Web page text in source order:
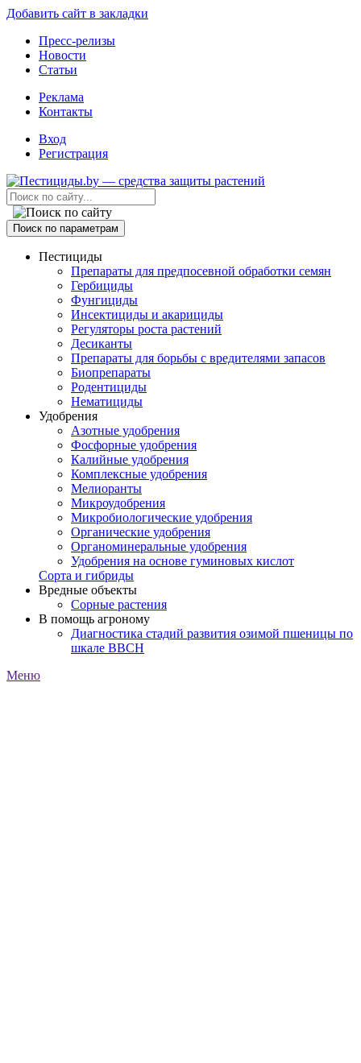
Добавить сайт в закладки
Пресс-релизы
Новости
Статьи
Реклама
Контакты
Вход
Регистрация
Поиск по параметрам
Пестициды
Препараты для предпосевной обработки семян
Гербициды
Фунгициды
Инсектициды и акарициды
Регуляторы роста растений
Десиканты
Препараты для борьбы с вредителями запасов
Биопрепараты
Родентициды
Нематициды
Удобрения
Азотные удобрения
Фосфорные удобрения
Калийные удобрения
Комплексные удобрения
Мелиоранты
Микроудобрения
Микробиологические удобрения
Органические удобрения
Органоминеральные удобрения
Удобрения на основе гуминовых кислот
Сорта и гибриды
Вредные объекты
Сорные растения
В помощь агроному
Диагностика стадий развития озимой пшеницы по
шкале ВВСН
Меню